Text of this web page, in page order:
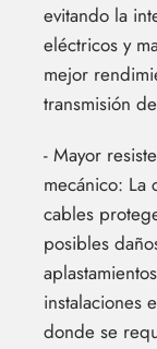
evitando la
eléctricos y
mejor
transmisión
- Mayor
mecánico: La
cables
posibles
instalaciones
donde se